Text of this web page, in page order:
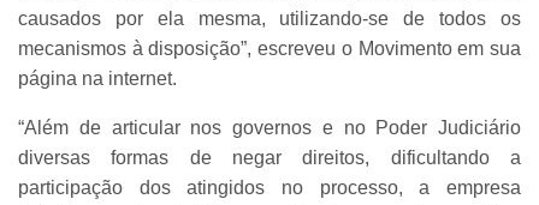
causados por ela mesma, utilizando-se de todos os
mecanismos à disposição”, escreveu o Movimento em sua
página na internet.
“Além de articular nos governos e no Poder Judiciário
diversas formas de negar direitos, dificultando a
participação dos atingidos no processo, a empresa